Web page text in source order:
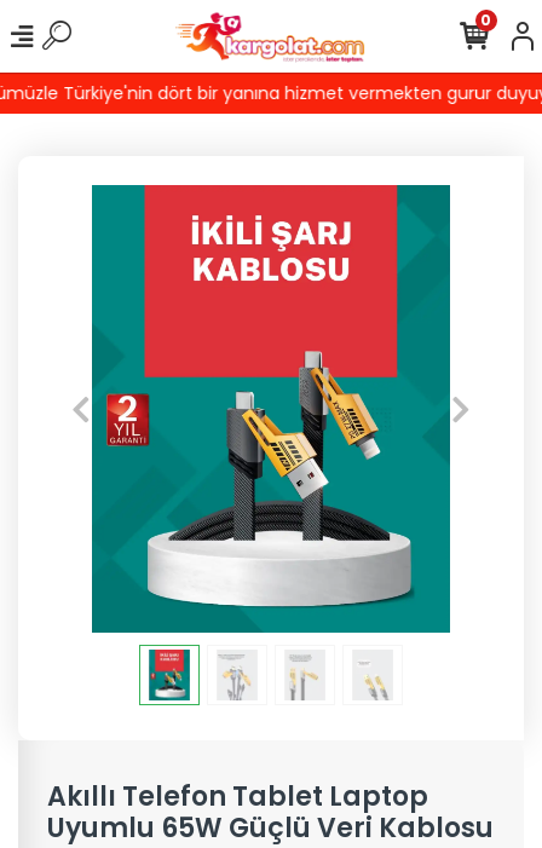
Türkiye'nin dört bir yanına hizmet vermekten gurur
0
Akıllı Telefon Tablet Laptop
Uyumlu 65W Güçlü Veri Kablosu